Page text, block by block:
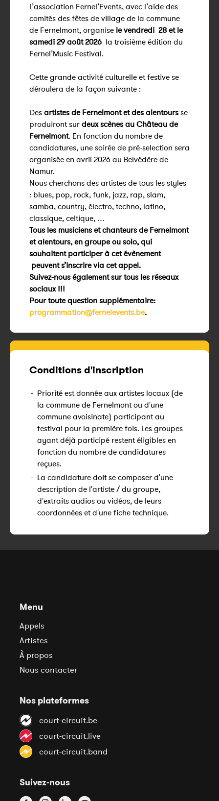
L’association Fernel’Events, avec l’aide des
comités des fêtes de village de la commune
de Fernelmont, organise le vendredi 28 et le
samedi 29 août 2026 la troisième édition du
Fernel’Music Festival.
Cette grande activité culturelle et festive se
déroulera de la façon suivante :
Des artistes de Fernelmont et des alentoursse
produiront sur deux scènes au Château de
Fernelmont. En fonction du nombre de
candidatures, une soirée de pré-selection sera
organisée en avril 2026 au Belvédère de
Namur.
Nous cherchons des artistes de tous les styles
: blues, pop, rock, funk, jazz, rap, slam,
samba, country, électro, techno, latino,
classique, celtique, …
Tous les musiciens et chanteurs de Fernelmont
et alentours, en groupe ou solo, qui
souhaitent participer à cet évènement
peuvent s’inscrire via cet appel.
Suivez-nous également sur tous les réseaux
sociaux !!!
Pour toute question supplémentaire:
programmation@fernelevents.be.
Conditions d'inscription
- Priorité est donnée aux artistes locaux (de
la commune de Fernelmont ou d'une
commune avoisinate) participant au
festival pour la première fois. Les groupes
ayant déjà participé restent éligibles en
fonction du nombre de candidatures
reçues.
- La candidature doit se composer d'une
description de l'artiste / du groupe,
d'extraits audios ou vidéos, de leurs
coordonnées et d'une fiche technique.
Menu
Appels
Artistes
À propos
Nous contacter
Nos plateformes
court-circuit.be
court-circuit.live
court-circuit.band
Suivez-nous